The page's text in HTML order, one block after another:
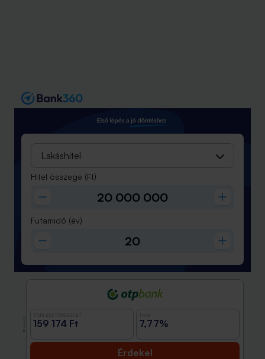
Lakáshitel
Hitel összege (Ft)
Futamidő (év)
159 174 Ft 7,77%
Érdekel